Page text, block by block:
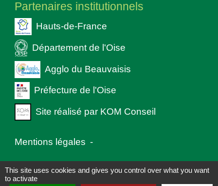
Partenaires institutionnels
Hauts-de-France
Département de l'Oise
Agglo du Beauvaisis
Préfecture de l'Oise
Site réalisé par KOM Conseil
Mentions légales -
Politique de confidentialité - Accessibilité -
This site uses cookies and gives you control over what you want
to activate